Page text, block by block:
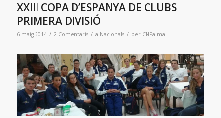
XXIII COPA D’ESPANYA DE CLUBS
PRIMERA DIVISIÓ
6 maig 2014 / 2 Comentaris / a Nacionals / per CNPalma